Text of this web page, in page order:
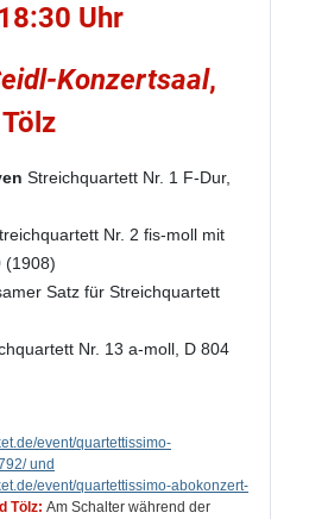
Uhr
Konzertsaal,
Streichquartett Nr. 1 F-Dur,
Nr. 2 fis-moll mit
(1908)
Satz für Streichquartett
Nr. 13 a-moll, D 804
event/quartettissimo-
und
event/quartettissimo-abokonzert-
Tölz: Am Schalter während der